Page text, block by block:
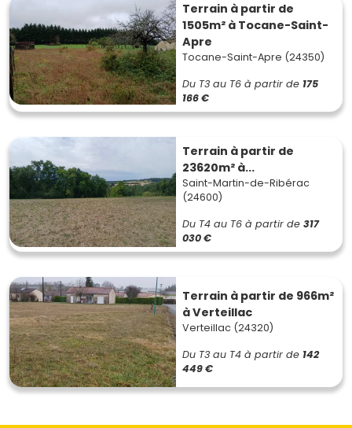
Terrain à partir de
1505m² à Tocane-Saint-
Apre
Tocane-Saint-Apre (24350)
Du T3 au T6 à partir de 175
166 €
Terrain à partir de
23620m² à...
Saint-Martin-de-Ribérac
(24600)
Du T4 au T6 à partir de 317
030 €
Terrain à partir de 966m²
à Verteillac
Verteillac (24320)
Du T3 au T4 à partir de 142
449 €